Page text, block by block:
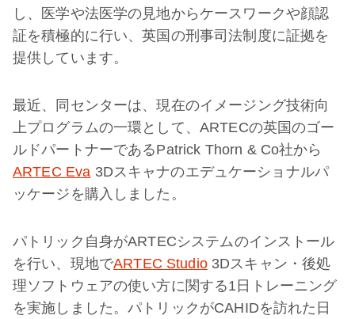
し、医学や法医学の見地からケースワークや顔認
証を積極的に行い、英国の刑事司法制度に証拠を
提供しています。
最近、同センターは、現在のイメージング技術向
上プログラムの一環として、ARTECの英国のゴー
ルドパートナーであるPatrick Thorn & Co社から
ARTEC Eva 3Dスキャナのエデュケーショナルパ
ッケージを購入しました。
パトリック自身がARTECシステムのインストール
を行い、現地でARTEC Studio3Dスキャン・後処
理ソフトウェアの使い方に関する1日トレーニング
を実施しました。パトリックがCAHIDを訪れた日